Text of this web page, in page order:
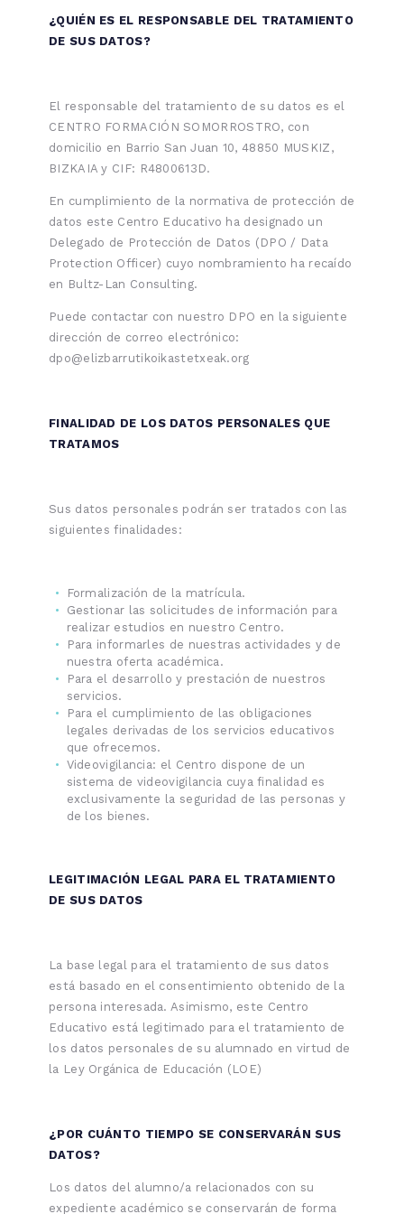
¿QUIÉN ES EL RESPONSABLE DEL TRATAMIENTO
DE SUS DATOS?
El responsable del tratamiento de su datos es el
CENTRO FORMACIÓN SOMORROSTRO, con
domicilio en Barrio San Juan 10, 48850 MUSKIZ,
BIZKAIA y CIF: R4800613D.
En cumplimiento de la normativa de protección de
datos este Centro Educativo ha designado un
Delegado de Protección de Datos (DPO / Data
Protection Officer) cuyo nombramiento ha recaído
en Bultz-Lan Consulting.
Puede contactar con nuestro DPO en la siguiente
dirección de correo electrónico:
dpo@elizbarrutikoikastetxeak.org
FINALIDAD DE LOS DATOS PERSONALES QUE
TRATAMOS
Sus datos personales podrán ser tratados con las
siguientes finalidades:
Formalización de la matrícula.
Gestionar las solicitudes de información para
realizar estudios en nuestro Centro.
Para informarles de nuestras actividades y de
nuestra oferta académica.
Para el desarrollo y prestación de nuestros
servicios.
Para el cumplimiento de las obligaciones
legales derivadas de los servicios educativos
que ofrecemos.
Videovigilancia: el Centro dispone de un
sistema de videovigilancia cuya finalidad es
exclusivamente la seguridad de las personas y
de los bienes.
LEGITIMACIÓN LEGAL PARA EL TRATAMIENTO
DE SUS DATOS
La base legal para el tratamiento de sus datos
está basado en el consentimiento obtenido de la
persona interesada. Asimismo, este Centro
Educativo está legitimado para el tratamiento de
los datos personales de su alumnado en virtud de
la Ley Orgánica de Educación (LOE)
¿POR CUÁNTO TIEMPO SE CONSERVARÁN SUS
DATOS?
Los datos del alumno/a relacionados con su
expediente académico se conservarán de forma